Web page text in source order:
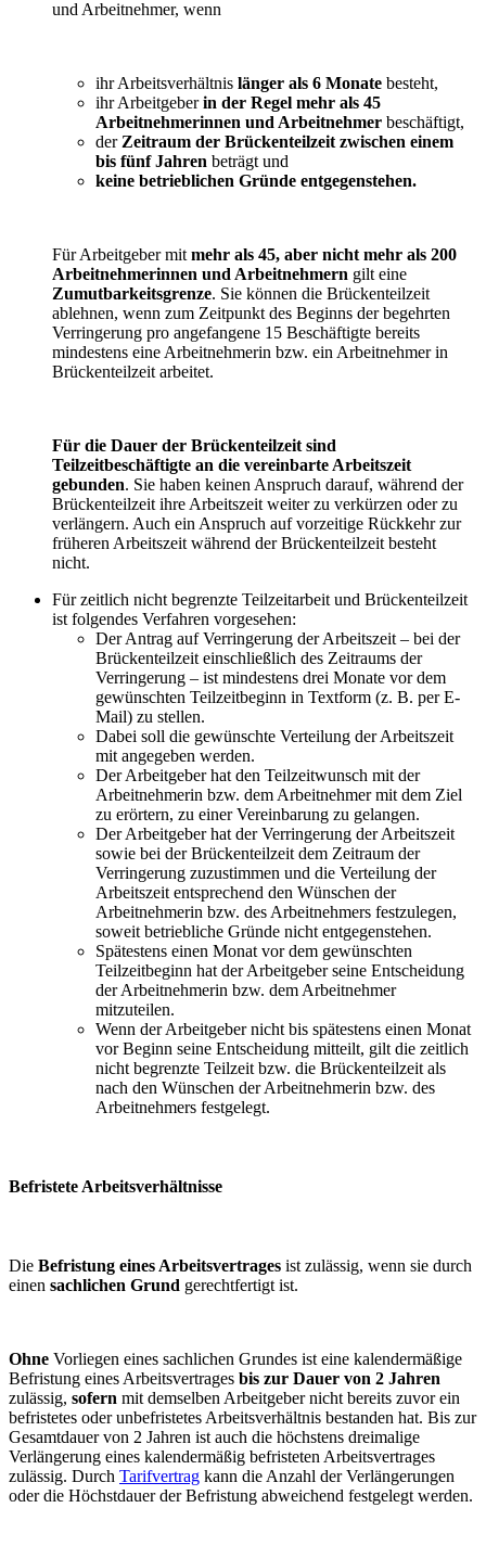
und Arbeitnehmer, wenn
ihr Arbeitsverhältnis länger als 6 Monate besteht,
ihr Arbeitgeberin der Regel mehr als 45
Arbeitnehmerinnen und Arbeitnehmer beschäftigt,
der Zeitraum der Brückenteilzeit zwischen einem
bis fünf Jahren beträgt und
keine betrieblichen Gründe entgegenstehen.
Für Arbeitgeber mit mehr als 45, aber nicht mehr als 200
Arbeitnehmerinnen und Arbeitnehmern gilt eine
Zumutbarkeitsgrenze. Sie können die Brückenteilzeit
ablehnen, wenn zum Zeitpunkt des Beginns der begehrten
Verringerung pro angefangene 15 Beschäftigte bereits
mindestens eine Arbeitnehmerin bzw. ein Arbeitnehmer in
Brückenteilzeit arbeitet.
Für die Dauer der Brückenteilzeit sind
Teilzeitbeschäftigte an die vereinbarte Arbeitszeit
gebunden. Sie haben keinen Anspruch darauf, während der
Brückenteilzeit ihre Arbeitszeit weiter zu verkürzen oder zu
verlängern. Auch ein Anspruch auf vorzeitige Rückkehr zur
früheren Arbeitszeit während der Brückenteilzeit besteht
nicht.
Für zeitlich nicht begrenzte Teilzeitarbeit und Brückenteilzeit
ist folgendes Verfahren vorgesehen:
Der Antrag auf Verringerung der Arbeitszeit – bei der
Brückenteilzeit einschließlich des Zeitraums der
Verringerung – ist mindestens drei Monate vor dem
gewünschten Teilzeitbeginn in Textform (z. B. per E-
Mail) zu stellen.
Dabei soll die gewünschte Verteilung der Arbeitszeit
mit angegeben werden.
Der Arbeitgeber hat den Teilzeitwunsch mit der
Arbeitnehmerin bzw. dem Arbeitnehmer mit dem Ziel
zu erörtern, zu einer Vereinbarung zu gelangen.
Der Arbeitgeber hat der Verringerung der Arbeitszeit
sowie bei der Brückenteilzeit dem Zeitraum der
Verringerung zuzustimmen und die Verteilung der
Arbeitszeit entsprechend den Wünschen der
Arbeitnehmerin bzw. des Arbeitnehmers festzulegen,
soweit betriebliche Gründe nicht entgegenstehen.
Spätestens einen Monat vor dem gewünschten
Teilzeitbeginn hat der Arbeitgeber seine Entscheidung
der Arbeitnehmerin bzw. dem Arbeitnehmer
mitzuteilen.
Wenn der Arbeitgeber nicht bis spätestens einen Monat
vor Beginn seine Entscheidung mitteilt, gilt die zeitlich
nicht begrenzte Teilzeit bzw. die Brückenteilzeit als
nach den Wünschen der Arbeitnehmerin bzw. des
Arbeitnehmers festgelegt.
Befristete Arbeitsverhältnisse
Die Befristung eines Arbeitsvertrages ist zulässig, wenn sie durch
einen sachlichen Grund gerechtfertigt ist.
Ohne Vorliegen eines sachlichen Grundes ist eine kalendermäßige
Befristung eines Arbeitsvertrages bis zur Dauer von 2 Jahren
zulässig, sofern mit demselben Arbeitgeber nicht bereits zuvor ein
befristetes oder unbefristetes Arbeitsverhältnis bestanden hat. Bis zur
Gesamtdauer von 2 Jahren ist auch die höchstens dreimalige
Verlängerung eines kalendermäßig befristeten Arbeitsvertrages
zulässig. Durch Tarifvertrag kann die Anzahl der Verlängerungen
oder die Höchstdauer der Befristung abweichend festgelegt werden.